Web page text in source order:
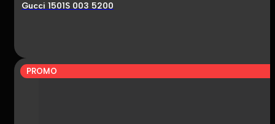
Gucci 1501S 003 5200
PROMO